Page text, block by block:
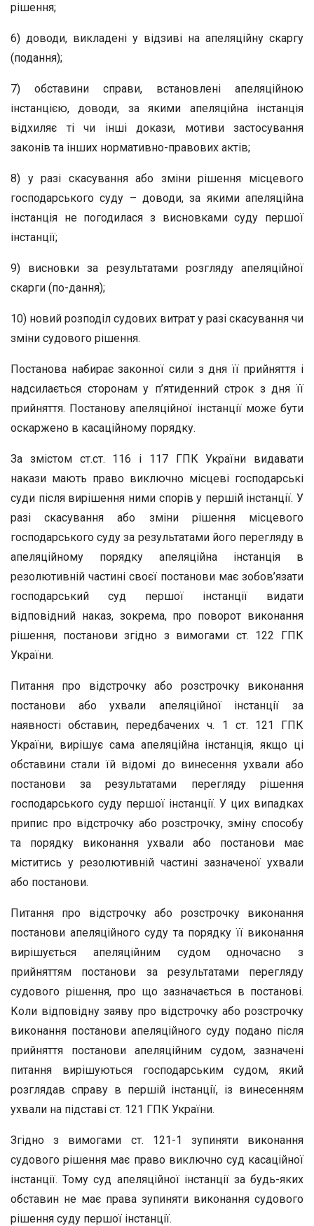
рішення;
6) доводи, викладені у відзиві на апеляційну скаргу
(подання);
7) обставини справи, встановлені апеляційною
інстанцією, доводи, за якими апеляційна інстанція
відхиляє ті чи інші докази, мотиви застосування
законів та інших нормативно-правових актів;
8) у разі скасування або зміни рішення місцевого
господарського суду – доводи, за якими апеляційна
інстанція не погодилася з висновками суду першої
інстанції;
9) висновки за результатами розгляду апеляційної
скарги (по-дання);
10) новий розподіл судових витрат у разі скасування чи
зміни судового рішення.
Постанова набирає законної сили з дня її прийняття і
надсилається сторонам у п’ятиденний строк з дня її
прийняття. Постанову апеляційної інстанції може бути
оскаржено в касаційному порядку.
За змістом ст.ст. 116 і 117 ГПК України видавати
накази мають право виключно місцеві господарські
суди після вирішення ними спорів у першій інстанції. У
разі скасування або зміни рішення місцевого
господарського суду за результатами його перегляду в
апеляційному порядку апеляційна інстанція в
резолютивній частині своєї постанови має зобов’язати
господарський суд першої інстанції видати
відповідний наказ, зокрема, про поворот виконання
рішення, постанови згідно з вимогами ст. 122 ГПК
України.
Питання про відстрочку або розстрочку виконання
постанови або ухвали апеляційної інстанції за
наявності обставин, передбачених ч. 1 ст. 121 ГПК
України, вирішує сама апеляційна інстанція, якщо ці
обставини стали їй відомі до винесення ухвали або
постанови за результатами перегляду рішення
господарського суду першої інстанції. У цих випадках
припис про відстрочку або розстрочку, зміну способу
та порядку виконання ухвали або постанови має
міститись у резолютивній частині зазначеної ухвали
або постанови.
Питання про відстрочку або розстрочку виконання
постанови апеляційного суду та порядку її виконання
вирішується апеляційним судом одночасно з
прийняттям постанови за результатами перегляду
судового рішення, про що зазначається в постанові.
Коли відповідну заяву про відстрочку або розстрочку
виконання постанови апеляційного суду подано після
прийняття постанови апеляційним судом, зазначені
питання вирішуються господарським судом, який
розглядав справу в першій інстанції, із винесенням
ухвали на підставі ст. 121 ГПК України.
Згідно з вимогами ст. 121-1 зупиняти виконання
судового рішення має право виключно суд касаційної
інстанції. Тому суд апеляційної інстанції за будь-яких
обставин не має права зупиняти виконання судового
рішення суду першої інстанції.